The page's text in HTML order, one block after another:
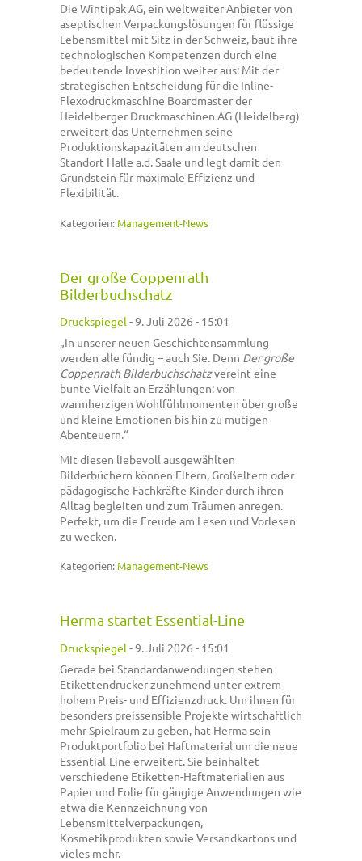
Die Wintipak AG, ein weltweiter Anbieter von
aseptischen Verpackungslösungen für flüssige
Lebensmittel mit Sitz in der Schweiz, baut ihre
technologischen Kompetenzen durch eine
bedeutende Investition weiter aus: Mit der
strategischen Entscheidung für die Inline-
Flexodruckmaschine Boardmaster der
Heidelberger Druckmaschinen AG (Heidelberg)
erweitert das Unternehmen seine
Produktionskapazitäten am deutschen
Standort Halle a.d. Saale und legt damit den
Grundstein für maximale Effizienz und
Flexibilität.
Kategorien: Management-News
Der große Coppenrath
Bilderbuchschatz
Druckspiegel -9. Juli 2026 - 15:01
„In unserer neuen Geschichtensammlung
werden alle fündig – auch Sie. Denn Der große
Coppenrath Bilderbuchschatzvereint eine
bunte Vielfalt an Erzählungen: von
warmherzigen Wohlfühlmomenten über große
und kleine Emotionen bis hin zu mutigen
Abenteuern.“
Mit diesen liebevoll ausgewählten
Bilderbüchern können Eltern, Großeltern oder
pädagogische Fachkräfte Kinder durch ihren
Alltag begleiten und zum Träumen anregen.
Perfekt, um die Freude am Lesen und Vorlesen
zu wecken.
Kategorien: Management-News
Herma startet Essential-Line
Druckspiegel -9. Juli 2026 - 15:01
Gerade bei Standardanwendungen stehen
Etikettendrucker zunehmend unter extrem
hohem Preis- und Effizienzdruck. Um ihnen für
besonders preissensible Projekte wirtschaftlich
mehr Spielraum zu geben, hat Herma sein
Produktportfolio bei Haftmaterial um die neue
Essential-Line erweitert. Sie beinhaltet
verschiedene Etiketten-Haftmaterialien aus
Papier und Folie für gängige Anwendungen wie
etwa die Kennzeichnung von
Lebensmittelverpackungen,
Kosmetikprodukten sowie Versandkartons und
vieles mehr.